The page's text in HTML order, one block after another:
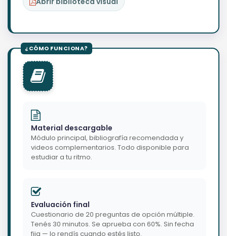
Material descargable
Módulo principal, bibliografía recomendada y
videos complementarios. Todo disponible para
estudiar a tu ritmo.
Evaluación final
Cuestionario de 20 preguntas de opción múltiple.
Tenés 30 minutos. Se aprueba con 60%. Sin fecha
fija — lo rendís cuando estés listo.